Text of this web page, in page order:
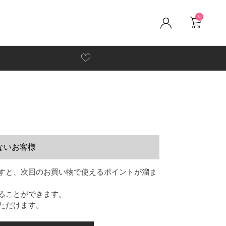
0
いお客様
と、次回のお買い物で使えるポイントが溜ま
ことができます。
だけます。